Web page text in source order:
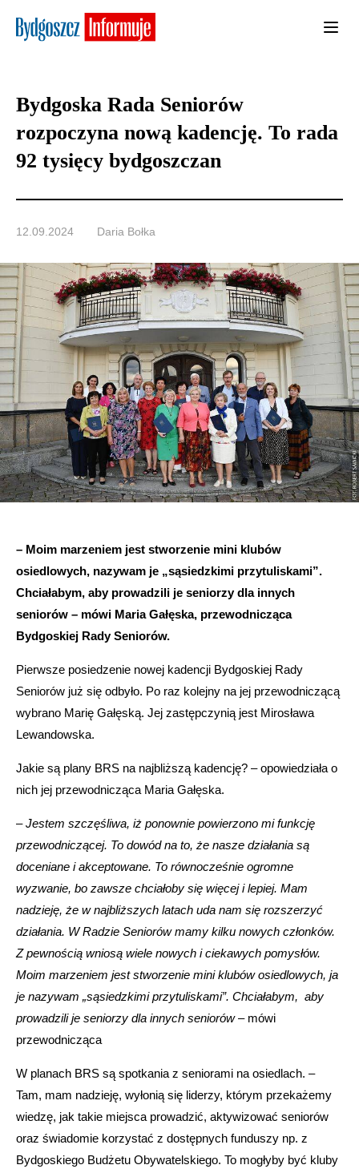
Bydgoska Rada Seniorów
rozpoczyna nową kadencję. To rada
92 tysięcy bydgoszczan
12.09.2024 Daria Bołka
– Moim marzeniem jest stworzenie mini klubów
osiedlowych, nazywam je „sąsiedzkimi przytuliskami”.
Chciałabym, aby prowadzili je seniorzy dla innych
seniorów – mówi Maria Gałęska, przewodnicząca
Bydgoskiej Rady Seniorów.
Pierwsze posiedzenie nowej kadencji Bydgoskiej Rady
Seniorów już się odbyło. Po raz kolejny na jej przewodniczącą
wybrano Marię Gałęską. Jej zastępczynią jest Mirosława
Lewandowska.
Jakie są plany BRS na najbliższą kadencję? – opowiedziała o
nich jej przewodnicząca Maria Gałęska.
–Jestem szczęśliwa, iż ponownie powierzono mi funkcję
przewodniczącej. To dowód na to, że nasze działania są
doceniane i akceptowane. To równocześnie ogromne
wyzwanie, bo zawsze chciałoby się więcej i lepiej. Mam
nadzieję, że w najbliższych latach uda nam się rozszerzyć
działania. W Radzie Seniorów mamy kilku nowych członków.
Z pewnością wniosą wiele nowych i ciekawych pomysłów.
Moim marzeniem jest stworzenie mini klubów osiedlowych, ja
je nazywam „sąsiedzkimi przytuliskami”. Chciałabym, aby
prowadzili je seniorzy dla innych seniorów– mówi
przewodnicząca
W planach BRS są spotkania z seniorami na osiedlach. –
Tam, mam nadzieję, wyłonią się liderzy, którym przekażemy
wiedzę, jak takie miejsca prowadzić, aktywizować seniorów
oraz świadomie korzystać z dostępnych funduszy np. z
Bydgoskiego Budżetu Obywatelskiego. To mogłyby być kluby